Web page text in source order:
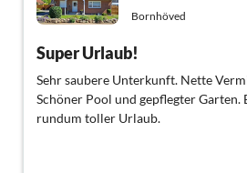
Bornhöved
Super Urlaub!
Sehr saubere Unterkunft. Nette
Schöner Pool und gepflegter Garten.
rundum toller Urlaub.